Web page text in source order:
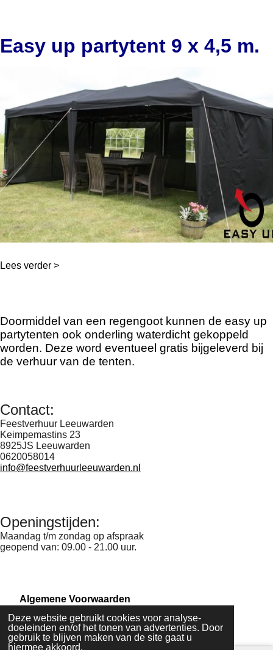
Deze website gebruikt cookies voor analyse-
doeleinden en/of het tonen van advertenties. Door
gebruik te blijven maken van de site gaat u
hiermee akkoord.
Easy up partytent 9 x 4,5 m.
Lees verder >
Doormiddel van een regengoot kunnen de easy up
partytenten ook onderling waterdicht gekoppeld
worden. Deze word eventueel gratis bijgeleverd bij
de verhuur van de tenten.
Contact:
Feestverhuur Leeuwarden
Keimpemastins 23
8925JS Leeuwarden
0620058014
info@feestverhuurleeuwarden.nl
Openingstijden:
Maandag t/m zondag op afspraak
geopend van: 09.00 - 21.00 uur.
Algemene Voorwaarden
Download
© 2014 - 2015 Feestverhuurleeuwarden.nl